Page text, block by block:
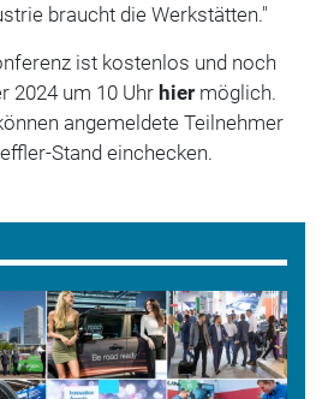
braucht die Werkstätten."
ist kostenlos und noch
2024 um 10 Uhr hiermöglich.
angemeldete Teilnehmer
Stand einchecken.